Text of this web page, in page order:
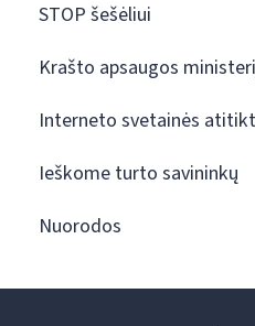
STOP šešėliui
Krašto apsaugos
Interneto svetainės
Ieškome turto savininkų
Nuorodos